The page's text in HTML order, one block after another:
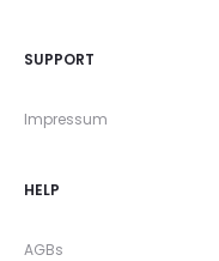
SUPPORT
Impressum
HELP
AGBs